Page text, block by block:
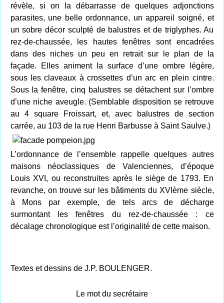
révèle, si on la débarrasse de quelques adjonctions
parasites, une belle ordonnance, un appareil soigné, et
un sobre décor sculpté de balustres et de triglyphes. Au
rez-de-chaussée, les hautes fenêtres sont encadrées
dans des niches un peu en retrait sur le plan de la
façade. Elles animent la surface d’une ombre légère,
sous les claveaux à crossettes d’un arc en plein cintre.
Sous la fenêtre, cinq balustres se détachent sur l’ombre
d’une niche aveugle. (Semblable disposition se retrouve
au 4 square Froissart, et, avec balustres de section
carrée, au 103 de la rue Henri Barbusse à Saint Saulve.)
L’ordonnance de l’ensemble rappelle quelques autres
maisons néoclassiques de Valenciennes, d’époque
Louis XVI, ou reconstruites après le siège de 1793. En
revanche, on trouve sur les bâtiments du XVIème siècle,
à Mons par exemple, de tels arcs de décharge
surmontant les fenêtres du rez-de-chaussée : ce
décalage chronologique est l’originalité de cette maison.
Textes et dessins de J.P. BOULENGER.
Le mot du secrétaire